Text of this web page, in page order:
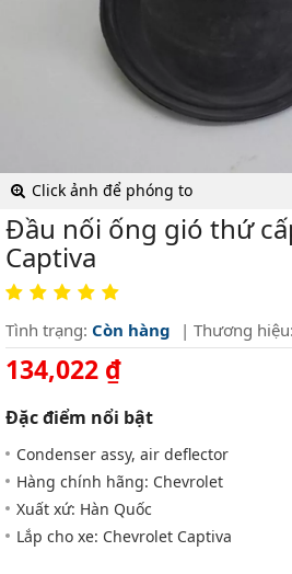
Click ảnh để phóng to
Đầu nối ống gió thứ
Captiva
Tình trạng: Còn hàng | Thương hiệu:
134,022 ₫
Đặc điểm nổi bật
Condenser assy, air deflector
Hàng chính hãng: Chevrolet
Xuất xứ: Hàn Quốc
Lắp cho xe: Chevrolet Captiva